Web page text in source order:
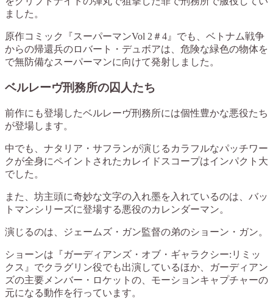
ました。
原作コミック『スーパーマンVol 2＃4』でも、ベトナム戦争
からの帰還兵のロバート・デュボアは、危険な緑色の物体を
で無防備なスーパーマンに向けて発射しました。
ベルレーヴ刑務所の囚人たち
前作にも登場したベルレーヴ刑務所には個性豊かな悪役たち
が登場します。
中でも、ナタリア・サフランが演じるカラフルなパッチワー
クが全身にペイントされたカレイドスコープはインパクト大
でした。
また、坊主頭に奇妙な文字の入れ墨を入れているのは、バッ
トマンシリーズに登場する悪役のカレンダーマン。
演じるのは、ジェームズ・ガン監督の弟のショーン・ガン。
ショーンは『ガーディアンズ・オブ・ギャラクシー:リミッ
クス』でクラグリン役でも出演しているほか、ガーディアン
ズの主要メンバー・ロケットの、モーションキャプチャーの
元になる動作を行っています。